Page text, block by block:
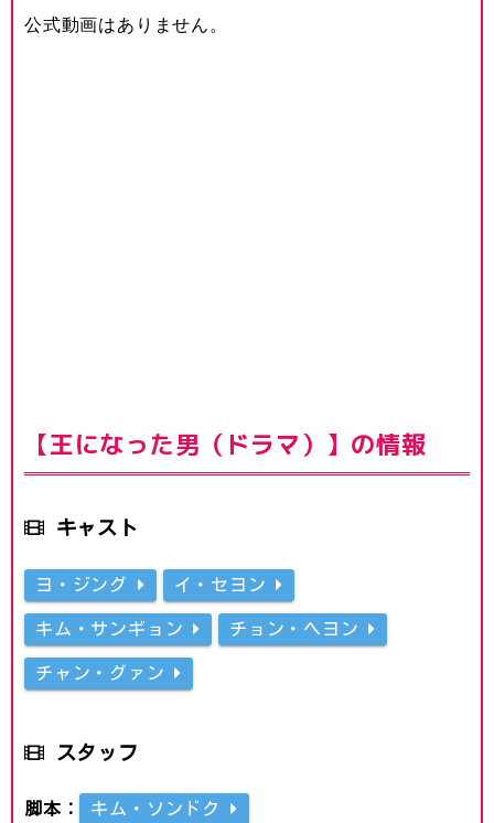
公式動画はありません。
【王になった男（ドラマ）】の情報
キャスト
ヨ・ジング イ・セヨン
キム・サンギョン チョン・ヘヨン
チャン・グァン
スタッフ
脚本： キム・ソンドク